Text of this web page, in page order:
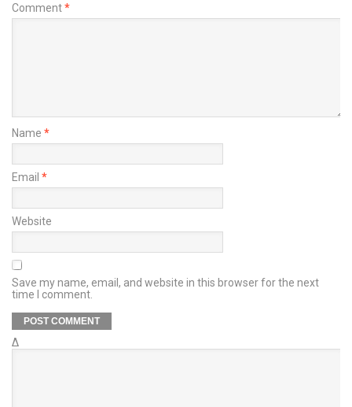
Comment*
Name *
Email *
Website
Save my name, email, and website in this browser for the next
time I comment.
Δ